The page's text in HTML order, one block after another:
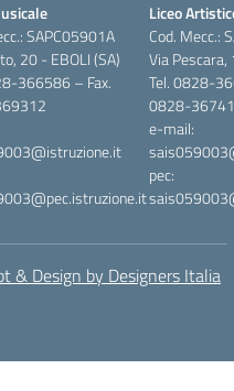
SAPC05901A
20 - EBOLI (SA)
366586 – Fax.
Liceo
Cod. Mecc.:
Via
Tel. 0828-
0828-
e-mail:
pec:
& Design by Designers Italia